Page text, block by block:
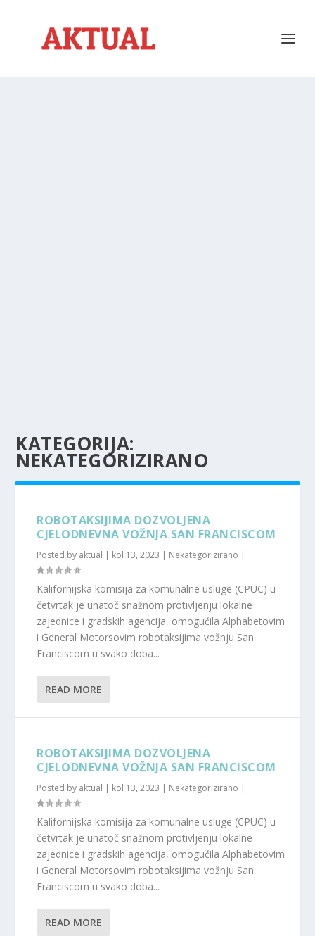
KATEGORIJA:
NEKATEGORIZIRANO
ROBOTAKSIJIMA DOZVOLJENA
CJELODNEVNA VOŽNJA SAN FRANCISCOM
Posted by aktual | kol 13, 2023 | Nekategorizirano |
Kalifornijska komisija za komunalne usluge (CPUC) u
četvrtak je unatoč snažnom protivljenju lokalne
zajednice i gradskih agencija, omogućila Alphabetovim
i General Motorsovim robotaksijima vožnju San
Franciscom u svako doba...
READ MORE
ROBOTAKSIJIMA DOZVOLJENA
CJELODNEVNA VOŽNJA SAN FRANCISCOM
Posted by aktual | kol 13, 2023 | Nekategorizirano |
Kalifornijska komisija za komunalne usluge (CPUC) u
četvrtak je unatoč snažnom protivljenju lokalne
zajednice i gradskih agencija, omogućila Alphabetovim
i General Motorsovim robotaksijima vožnju San
Franciscom u svako doba...
READ MORE